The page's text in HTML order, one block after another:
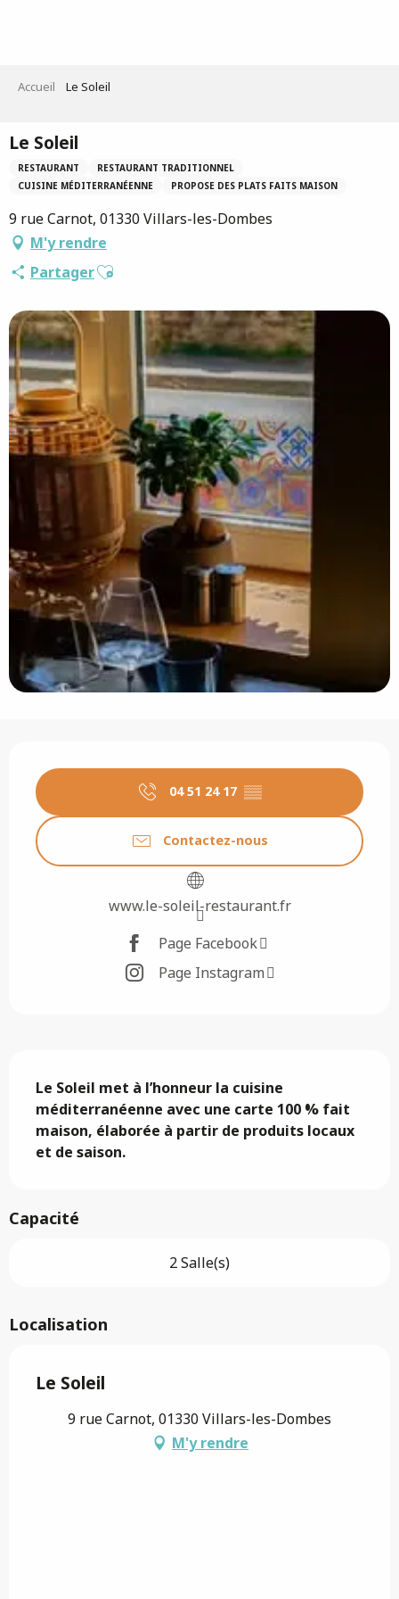
Accueil Le Soleil
Le Soleil
RESTAURANT
RESTAURANT TRADITIONNEL
CUISINE MÉDITERRANÉENNE
PROPOSE DES PLATS FAITS MAISON
9 rue Carnot, 01330 Villars-les-Dombes
M'y rendre
PartagerAjouter aux favoris
04 51 24 17 ▒▒
Contactez-nous
www.le-soleil-restaurant.fr
Page Facebook
Page Instagram
Le Soleil met à l’honneur la cuisine
méditerranéenne avec une carte 100 % fait
maison, élaborée à partir de produits locaux
et de saison.
Capacité
2 Salle(s)
Localisation
Le Soleil
9 rue Carnot, 01330 Villars-les-Dombes
M'y rendre